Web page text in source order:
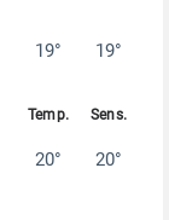
19° 19°
20° 20°